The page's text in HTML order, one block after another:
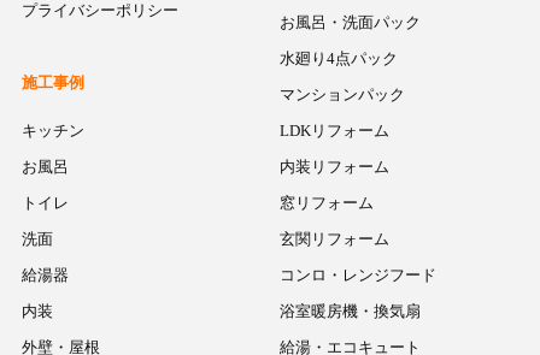
プライバシーポリシー
お風呂・洗面パック
水廻り4点パック
マンションパック
LDKリフォーム
内装リフォーム
窓リフォーム
玄関リフォーム
コンロ・レンジフード
浴室暖房機・換気扇
給湯・エコキュート
施工事例
キッチン
お風呂
トイレ
洗面
給湯器
内装
外壁・屋根